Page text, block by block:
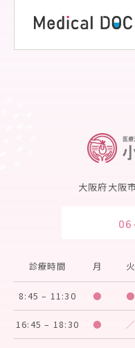
大阪府大阪
診療時間 月 火
8:45 – 11:30 ● ●
16:45 – 18:30 ● ／